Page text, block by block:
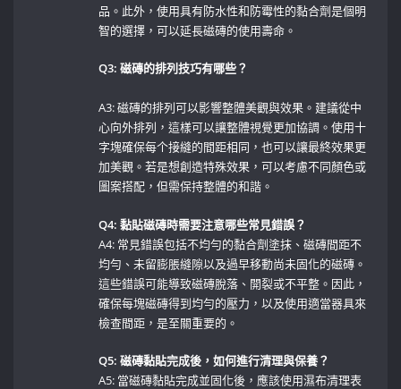
品。此外，使用具有防水性和防霉性的黏合劑是個明
智的選擇，可以延長磁磚的使用壽命。
Q3: 磁磚的排列技巧有哪些？
A3: 磁磚的排列可以影響整體美觀與效果。建議從中
心向外排列，這樣可以讓整體視覺更加協調。使用十
字塊確保每个接縫的間距相同，也可以讓最終效果更
加美觀。若是想創造特殊效果，可以考慮不同顏色或
圖案搭配，但需保持整體的和諧。
Q4: 黏貼磁磚時需要注意哪些常見錯誤？
A4: 常見錯誤包括不均勻的黏合劑塗抹、磁磚間距不
均勻、未留膨脹縫隙以及過早移動尚未固化的磁磚。
這些錯誤可能導致磁磚脫落、開裂或不平整。因此，
確保每塊磁磚得到均勻的壓力，以及使用適當器具來
檢查間距，是至關重要的。
Q5:‍ 磁磚黏貼完成後，如何進行清理與保養？
A5: 當磁磚黏貼完成並固化後，應該使用濕布清理表